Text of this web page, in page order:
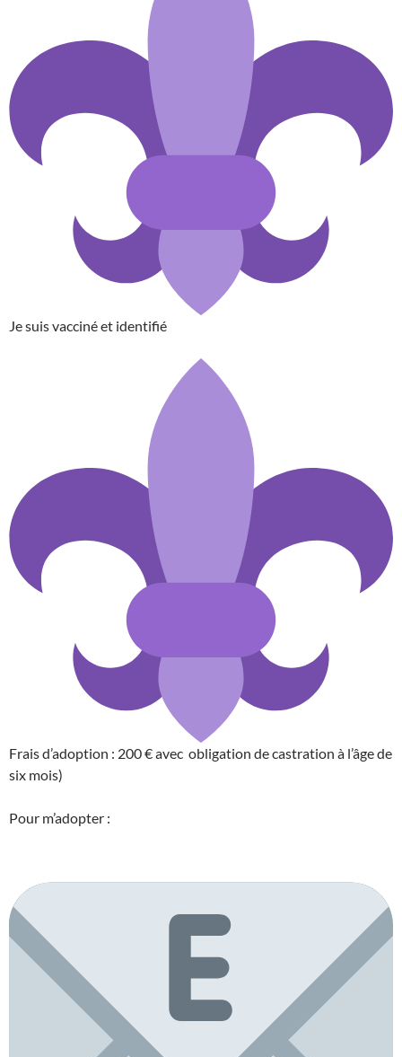
Je suis vacciné et identifié
Frais d’adoption : 200 € avec obligation de castration à l’âge de
six mois)
Pour m’adopter :